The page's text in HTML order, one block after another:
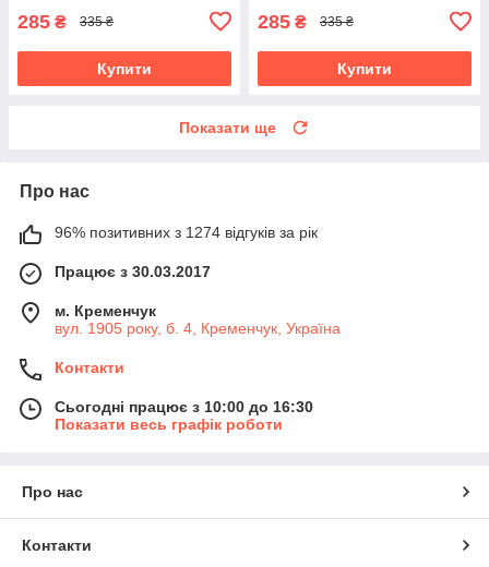
285 ₴ 335 ₴
Купити
285 ₴ 335 ₴
Купити
Показати ще
Про нас
96% позитивних з 1274 відгуків за рік
Працює з 30.03.2017
м. Кременчук
вул. 1905 року, б. 4, Кременчук, Україна
Контакти
Сьогодні працює з 10:00 до 16:30
Показати весь графік роботи
Про нас
Контакти